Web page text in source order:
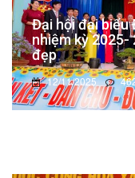
Đại hội đại biểu
nhiệm kỳ
đẹp
12/11/2025